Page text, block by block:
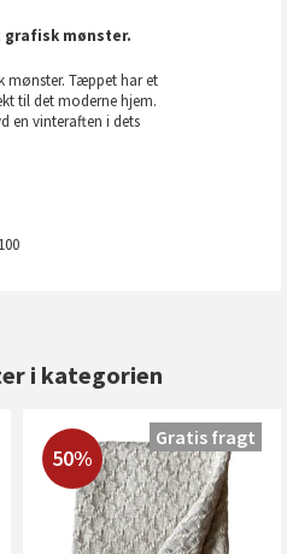
mønster.
mønster. Tæppet har et
til det moderne hjem.
en vinteraften i dets
i kategorien
50%
Gratis fragt